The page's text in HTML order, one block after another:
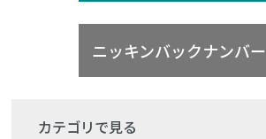
ニッキンバックナンバー
カテゴリで見る